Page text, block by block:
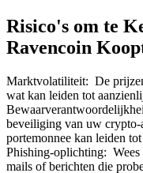
Risico's om te
Ravencoin
Marktvolatiliteit: De
wat kan leiden tot
beveiliging van uw
portemonnee kan leiden
Phishing-oplichting:
mails of berichten die